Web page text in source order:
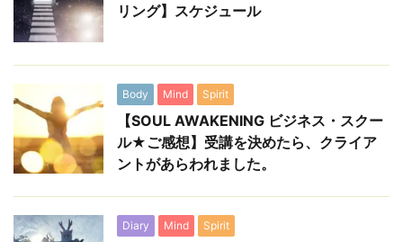
リング】スケジュール
Body Mind Spirit
【SOUL AWAKENING ビジネス・スクー
ル★ご感想】受講を決めたら、クライア
ントがあらわれました。
Diary Mind Spirit